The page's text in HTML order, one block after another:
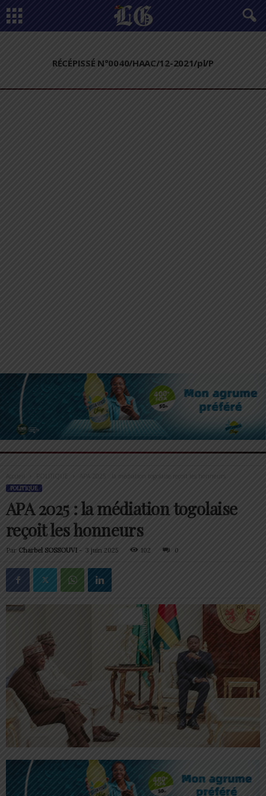
RÉCÉPISSÉ N°0040/HAAC/12-2021/pl/P
Accueil POLITIQUE APA 2025 : la médiation togolaise reçoit les honneurs
POLITIQUE
APA 2025 : la médiation togolaise
reçoit les honneurs
Par Charbel SOSSOUVI - 3 juin 2025 102 0